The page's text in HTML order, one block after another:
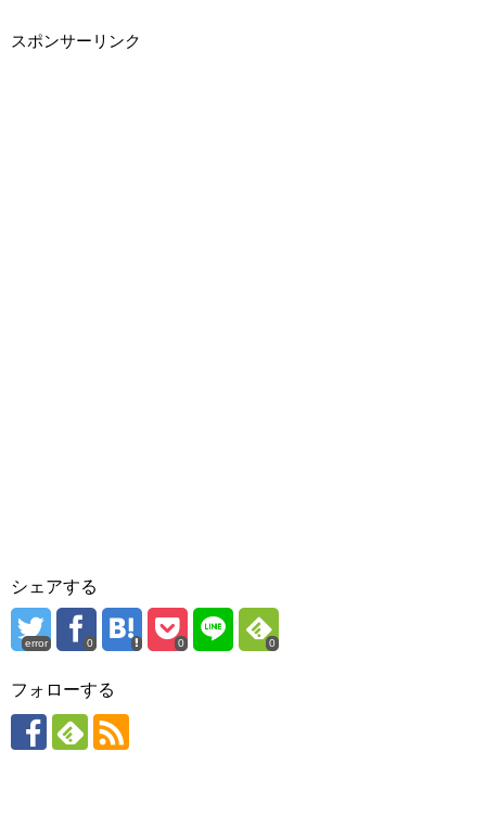
スポンサーリンク
シェアする
error 0 0 0
フォローする